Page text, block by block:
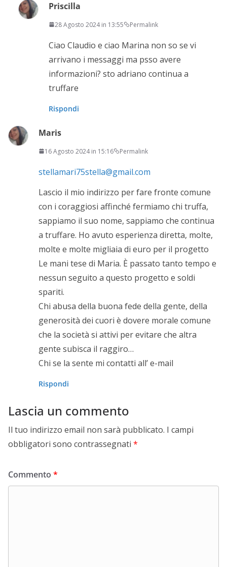
Priscilla
28 Agosto 2024 in 13:55 Permalink
Ciao Claudio e ciao Marina non so se vi
arrivano i messaggi ma psso avere
informazioni? sto adriano continua a
truffare
Rispondi
Maris
16 Agosto 2024 in 15:16 Permalink
stellamari75stella@gmail.com
Lascio il mio indirizzo per fare fronte comune
con i coraggiosi affinché fermiamo chi truffa,
sappiamo il suo nome, sappiamo che continua
a truffare. Ho avuto esperienza diretta, molte,
molte e molte migliaia di euro per il progetto
Le mani tese di Maria. È passato tanto tempo e
nessun seguito a questo progetto e soldi
spariti.
Chi abusa della buona fede della gente, della
generosità dei cuori è dovere morale comune
che la società si attivi per evitare che altra
gente subisca il raggiro…
Chi se la sente mi contatti all’ e-mail
Rispondi
Lascia un commento
Il tuo indirizzo email non sarà pubblicato. I campi
obbligatori sono contrassegnati *
Commento *